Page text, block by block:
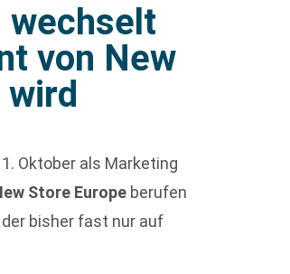
wechselt
von New
Oktober als Marketing
Store Europe berufen
bisher fast nur auf